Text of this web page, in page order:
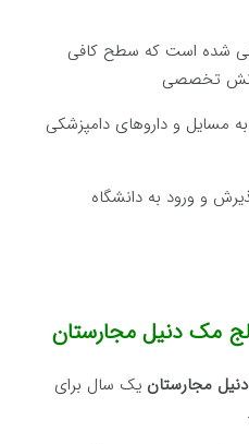
شده است که سطح کافی
دانش تخصصی
مسایل و داروهای دامپزشکی
و ورود به دانشگاه
مک دنیل مجارستان
مجارستان یک سال برای